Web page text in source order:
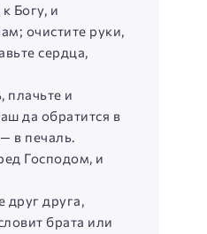
Богу, и
очистите руки,
сердца,
плачьте и
да обратится в
в печаль.
Господом, и
друг друга,
брата или